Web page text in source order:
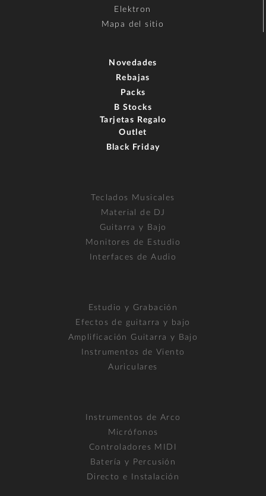
Elektron
Mapa del sitio
Novedades
Rebajas
Packs
B Stocks
Tarjetas Regalo
Outlet
Black Friday
Teclados Musicales
Material de DJ
Guitarra y Bajo
Monitores de Estudio
Interfaces de Audio
Estudio y Grabación
Efectos de guitarra y bajo
Amplificación Guitarra y Bajo
Instrumentos de Viento
Auriculares
Instrumentos de Arco
Micrófonos
Controladores MIDI
Batería y Percusión
Directo e Instalación